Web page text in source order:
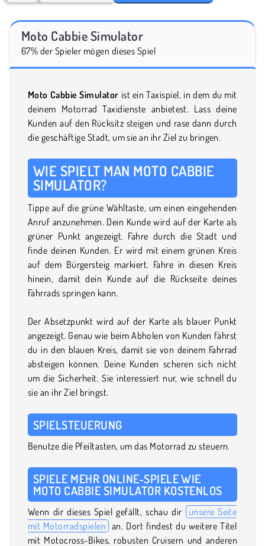
Moto Cabbie Simulator
67% der Spieler mögen dieses Spiel
Moto Cabbie Simulator ist ein Taxispiel, in dem du mit
deinem Motorrad Taxidienste anbietest. Lass deine
Kunden auf den Rücksitz steigen und rase dann durch
die geschäftige Stadt, um sie an ihr Ziel zu bringen.
WIE SPIELT MAN MOTO CABBIE
SIMULATOR?
Tippe auf die grüne Wähltaste, um einen eingehenden
Anruf anzunehmen. Dein Kunde wird auf der Karte als
grüner Punkt angezeigt. Fahre durch die Stadt und
finde deinen Kunden. Er wird mit einem grünen Kreis
auf dem Bürgersteig markiert. Fahre in diesen Kreis
hinein, damit dein Kunde auf die Rückseite deines
Fahrrads springen kann.
Der Absetzpunkt wird auf der Karte als blauer Punkt
angezeigt. Genau wie beim Abholen von Kunden fährst
du in den blauen Kreis, damit sie von deinem Fahrrad
absteigen können. Deine Kunden scheren sich nicht
um die Sicherheit. Sie interessiert nur, wie schnell du
sie an ihr Ziel bringst.
SPIELSTEUERUNG
Benutze die Pfeiltasten, um das Motorrad zu steuern.
SPIELE MEHR ONLINE-SPIELE WIE
MOTO CABBIE SIMULATOR KOSTENLOS
Wenn dir dieses Spiel gefällt, schau dir
unsere Seite
mit Motorradspielen an. Dort findest du weitere Titel
mit Motocross-Bikes, robusten Cruisern und anderen